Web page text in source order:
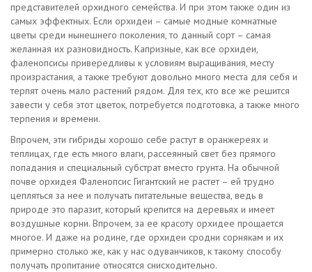
представителей орхидного семейства. И при этом также один из
самых эффектных. Если орхидеи – самые модные комнатные
цветы среди нынешнего поколения, то данный сорт – самая
желанная их разновидность. Капризные, как все орхидеи,
фаленопсисы привередливы к условиям выращивания, месту
произрастания, а также требуют довольно много места для себя и
терпят очень мало растений рядом. Для тех, кто все же решится
завести у себя этот цветок, потребуется подготовка, а также много
терпения и времени.
Впрочем, эти гибриды хорошо себе растут в оранжереях и
теплицах, где есть много влаги, рассеянный свет без прямого
попадания и специальный субстрат вместо грунта. На обычной
почве орхидея Фаленопсис Гигантский не растет – ей трудно
цепляться за нее и получать питательные вещества, ведь в
природе это паразит, который крепится на деревьях и имеет
воздушные корни. Впрочем, за ее красоту орхидее прощается
многое. И даже на родине, где орхидеи сродни сорнякам и их
примерно столько же, как у нас одуванчиков, к такому способу
получать пропитание относятся снисходительно.